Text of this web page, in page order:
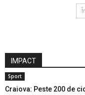
IMPACT
Sport
Craiova: Peste 200 de